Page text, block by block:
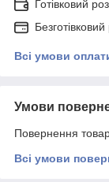
Готівковий
Всі умови
Умови
Повернення
Всі умови